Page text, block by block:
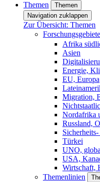
Themen
Themen
Navigation zuklappen
Zur Übersicht: Themen
Forschungsgebiete
Afrika
Asien
Energie,
EU, Europa
Migration,
Nordafrika
Russland,
Türkei
UNO,
USA,
Wirtschaft,
Themenlinien